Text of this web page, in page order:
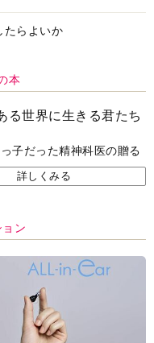
らよいか
本
る世界に生きる君たち
子だった精神科医の贈る
詳しくみる
ン